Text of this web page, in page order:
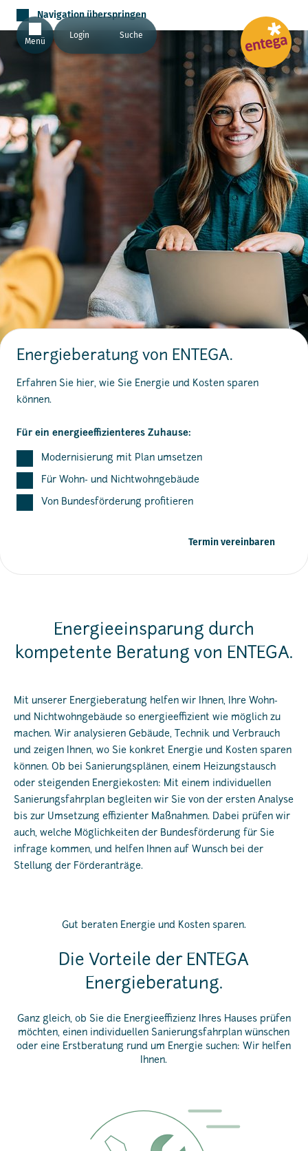
Navigation überspringen
Menü
Login Suche
Energieberatung von ENTEGA.
Erfahren Sie hier, wie Sie Energie und Kosten sparen
können.
Für ein energieeffizienteres Zuhause:
Modernisierung mit Plan umsetzen
Für Wohn- und Nichtwohngebäude
Von Bundesförderung profitieren
Termin vereinbaren
Energieeinsparung durch
kompetente Beratung von ENTEGA.
Mit unserer Energieberatung helfen wir Ihnen, Ihre Wohn-
und Nichtwohngebäude so energieeffizient wie möglich zu
machen. Wir analysieren Gebäude, Technik und Verbrauch
und zeigen Ihnen, wo Sie konkret Energie und Kosten sparen
können. Ob bei Sanierungsplänen, einem Heizungstausch
oder steigenden Energiekosten: Mit einem individuellen
Sanierungsfahrplan begleiten wir Sie von der ersten Analyse
bis zur Umsetzung effizienter Maßnahmen. Dabei prüfen wir
auch, welche Möglichkeiten der Bundesförderung für Sie
infrage kommen, und helfen Ihnen auf Wunsch bei der
Stellung der Förderanträge.
Gut beraten Energie und Kosten sparen.
Die Vorteile der ENTEGA
Energieberatung.
Ganz gleich, ob Sie die Energieeffizienz Ihres Hauses prüfen
möchten, einen individuellen Sanierungsfahrplan wünschen
oder eine Erstberatung rund um Energie suchen: Wir helfen
Ihnen.